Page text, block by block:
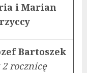
i Marian
Bartoszek
2 rocznicę